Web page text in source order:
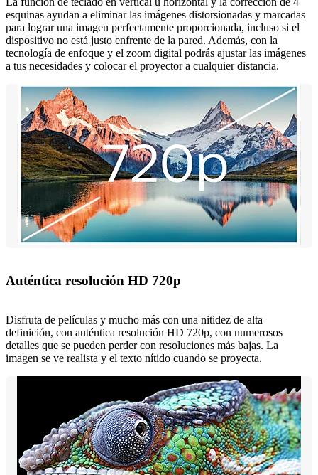
esquinas ayudan a eliminar las imágenes distorsionadas y marcadas
para lograr una imagen perfectamente proporcionada, incluso si el
dispositivo no está justo enfrente de la pared. Además, con la
tecnología de enfoque y el zoom digital podrás ajustar las imágenes
a tus necesidades y colocar el proyector a cualquier distancia.
Auténtica resolución HD 720p
Disfruta de películas y mucho más con una nitidez de alta
definición, con auténtica resolución HD 720p, con numerosos
detalles que se pueden perder con resoluciones más bajas. La
imagen se ve realista y el texto nítido cuando se proyecta.